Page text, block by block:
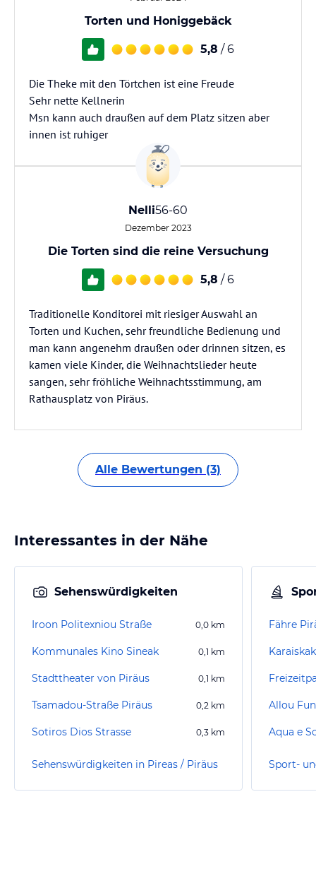
Torten und Honiggebäck
5,8 / 6
Die Theke mit den Törtchen ist eine Freude
Sehr nette Kellnerin
Msn kann auch draußen auf dem Platz sitzen aber
innen ist ruhiger
Nelli56-60
Dezember 2023
Die Torten sind die reine Versuchung
5,8 / 6
Traditionelle Konditorei mit riesiger Auswahl an
Torten und Kuchen, sehr freundliche Bedienung und
man kann angenehm draußen oder drinnen sitzen, es
kamen viele Kinder, die Weihnachtslieder heute
sangen, sehr fröhliche Weihnachtsstimmung, am
Rathausplatz von Piräus.
Alle Bewertungen (3)
Interessantes in der Nähe
Sehenswürdigkeiten
Iroon Politexniou Straße 0,0 km
Kommunales Kino Sineak 0,1 km
Stadttheater von Piräus 0,1 km
Tsamadou-Straße Piräus 0,2 km
Sotiros Dios Strasse 0,3 km
Sehenswürdigkeiten in Pireas / Piräus
Fähre
Allou
Aqua e